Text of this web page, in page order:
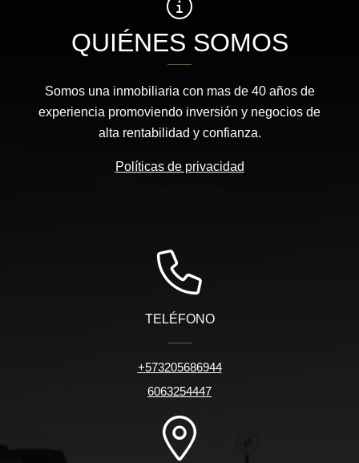
QUIÉNES SOMOS
Somos una inmobiliaria con mas de 40 años de
experiencia promoviendo inversión y negocios de
alta rentabilidad y confianza.
Políticas de privacidad
TELÉFONO
+573205686944
6063254447